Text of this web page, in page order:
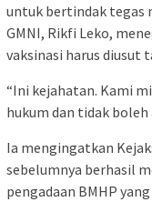
untuk bertindak tegas
GMNI, Rikfi Leko,
vaksinasi harus diusut
“Ini kejahatan. Kami
hukum dan tidak boleh
Ia mengingatkan
sebelumnya berhasil
pengadaan BMHP